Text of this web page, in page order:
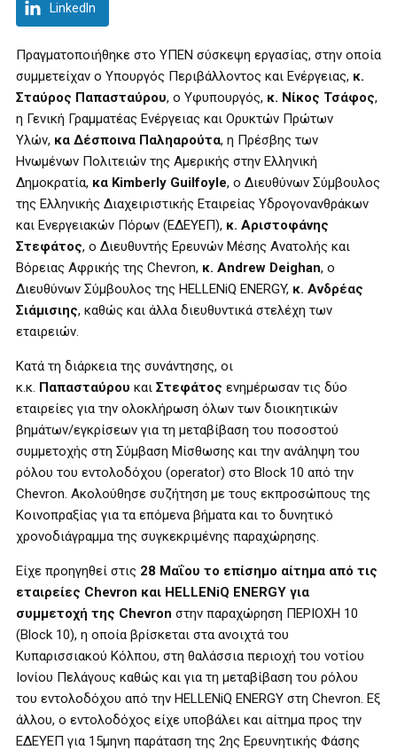
LinkedIn
Πραγματοποιήθηκε στο ΥΠΕΝ σύσκεψη εργασίας, στην οποία
συμμετείχαν ο Υπουργός Περιβάλλοντος και Ενέργειας, κ.
Σταύρος Παπασταύρου, ο Υφυπουργός, κ. Νίκος Τσάφος,
η Γενική Γραμματέας Ενέργειας και Ορυκτών Πρώτων
Υλών, κα Δέσποινα Παληαρούτα, η Πρέσβης των
Ηνωμένων Πολιτειών της Αμερικής στην Ελληνική
Δημοκρατία, κα Kimberly Guilfoyle, ο Διευθύνων Σύμβουλος
της Ελληνικής Διαχειριστικής Εταιρείας Υδρογονανθράκων
και Ενεργειακών Πόρων (ΕΔΕΥΕΠ), κ. Αριστοφάνης
Στεφάτος, o Διευθυντής Ερευνών Μέσης Ανατολής και
Βόρειας Αφρικής της Chevron, κ. Andrew Deighan, ο
Διευθύνων Σύμβουλος της HELLENiQ ENERGY, κ. Ανδρέας
Σιάμισιης, καθώς και άλλα διευθυντικά στελέχη των
εταιρειών.
Κατά τη διάρκεια της συνάντησης, οι
κ.κ. Παπασταύρου και Στεφάτος ενημέρωσαν τις δύο
εταιρείες για την ολοκλήρωση όλων των διοικητικών
βημάτων/εγκρίσεων για τη μεταβίβαση του ποσοστού
συμμετοχής στη Σύμβαση Μίσθωσης και την ανάληψη του
ρόλου του εντολοδόχου (operator) στο Block 10 από την
Chevron. Ακολούθησε συζήτηση με τους εκπροσώπους της
Κοινοπραξίας για τα επόμενα βήματα και το δυνητικό
χρονοδιάγραμμα της συγκεκριμένης παραχώρησης.
Είχε προηγηθεί στις 28 Μαΐου το επίσημο αίτημα από τις
εταιρείες Chevron και HELLENiQ ENERGY για
συμμετοχή της Chevron στην παραχώρηση ΠΕΡΙΟΧΗ 10
(Block 10), η οποία βρίσκεται στα ανοιχτά του
Κυπαρισσιακού Κόλπου, στη θαλάσσια περιοχή του νοτίου
Ιονίου Πελάγους καθώς και για τη μεταβίβαση του ρόλου
του εντολοδόχου από την HELLENiQ ENERGY στη Chevron. Εξ
άλλου, o εντολοδόχος είχε υποβάλει και αίτημα προς την
ΕΔΕΥΕΠ για 15μηνη παράταση της 2ης Ερευνητικής Φάσης